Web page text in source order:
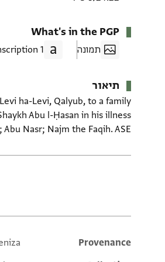
What's in the PGP
תמונה 1 Transcription
תיאור
ha-Levi, Qalyub, to a family
Nasr; Najm the Faqih. ASE.
Additional metadata
Provenance